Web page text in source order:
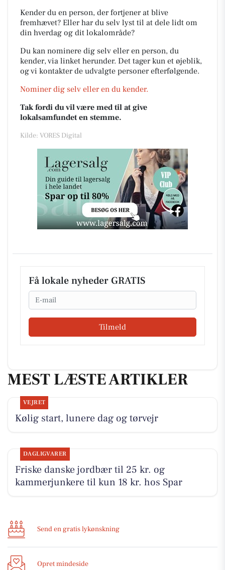
Kender du en person, der fortjener at blive
fremhævet? Eller har du selv lyst til at dele lidt om
din hverdag og dit lokalområde?
Du kan nominere dig selv eller en person, du
kender, via linket herunder. Det tager kun et øjeblik,
og vi kontakter de udvalgte personer efterfølgende.
Nominer dig selv eller en du kender.
Tak fordi du vil være med til at give
lokalsamfundet en stemme.
Kilde: VORES Digital
Få lokale nyheder GRATIS
Email
Tilmeld
MEST LÆSTE ARTIKLER
VEJRET
Kølig start, lunere dag og tørvejr
DAGLIGVARER
Friske danske jordbær til 25 kr. og
kammerjunkere til kun 18 kr. hos Spar
Send en gratis lykønskning
Opret mindeside